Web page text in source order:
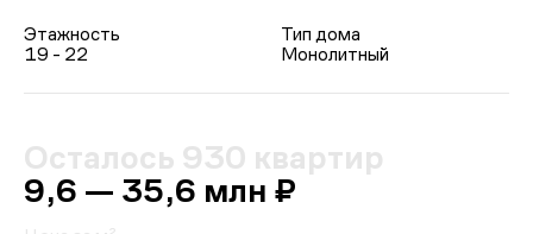
Этажность
19 - 22
Тип дома
Монолитный
Осталось 930 квартир
9,6 — 35,6 млн ₽